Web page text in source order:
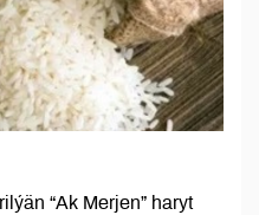
“Ak Merjen” haryt